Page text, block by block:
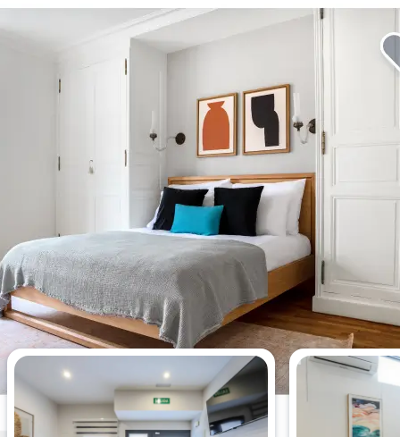
Los apartamentos de 1 dormitorio
más vistos esta semana.